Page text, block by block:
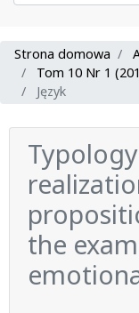
Strona domowa
Tom 10 Nr 1
Język
the